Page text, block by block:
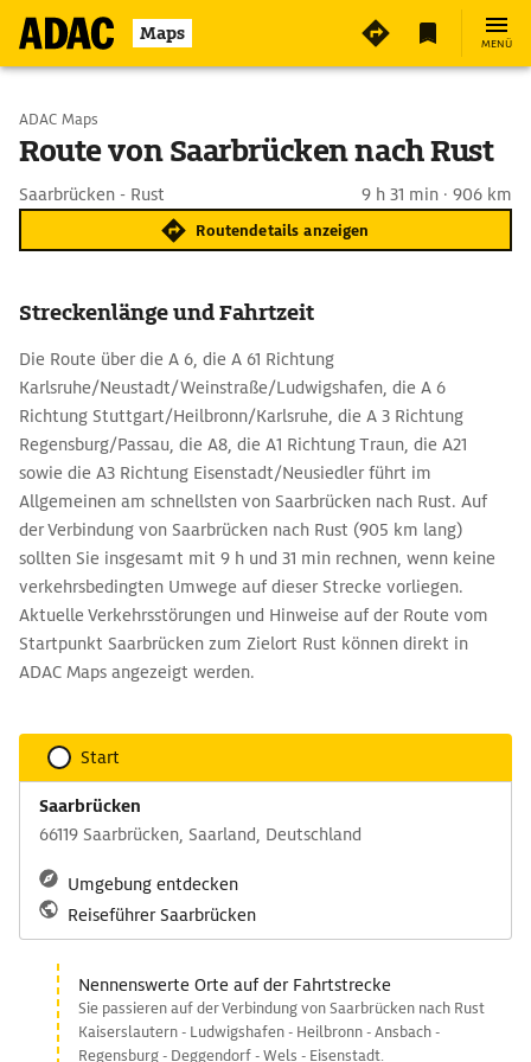
Maps MENÜ
Start wählen
ADAC Maps
Route von Saarbrücken nach Rust
Saarbrücken - Rust 9 h 31 min · 906 km
Routendetails anzeigen
Streckenlänge und Fahrtzeit
Die Route über die A 6, die A 61 Richtung
Karlsruhe/Neustadt/Weinstraße/Ludwigshafen, die A 6
Richtung Stuttgart/Heilbronn/Karlsruhe, die A 3 Richtung
Regensburg/Passau, die A8, die A1 Richtung Traun, die A21
sowie die A3 Richtung Eisenstadt/Neusiedler führt im
Allgemeinen am schnellsten von Saarbrücken nach Rust. Auf
der Verbindung von Saarbrücken nach Rust (905 km lang)
sollten Sie insgesamt mit 9 h und 31 min rechnen, wenn keine
verkehrsbedingten Umwege auf dieser Strecke vorliegen.
Aktuelle Verkehrsstörungen und Hinweise auf der Route vom
Startpunkt Saarbrücken zum Zielort Rust können direkt in
ADAC Maps angezeigt werden.
Start
Saarbrücken
66119 Saarbrücken, Saarland, Deutschland
Umgebung entdecken
Reiseführer Saarbrücken
Nennenswerte Orte auf der Fahrtstrecke
Sie passieren auf der Verbindung von Saarbrücken nach Rust
Kaiserslautern - Ludwigshafen - Heilbronn - Ansbach -
Regensburg - Deggendorf - Wels - Eisenstadt.